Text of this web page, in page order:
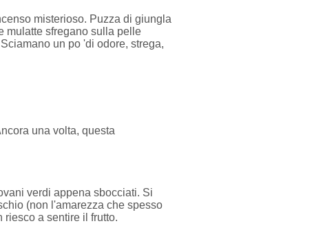
misterioso. Puzza di giungla
mulatte sfregano sulla pelle
un po 'di odore, strega,
una volta, questa
verdi appena sbocciati. Si
(non l'amarezza che spesso
riesco a sentire il frutto.